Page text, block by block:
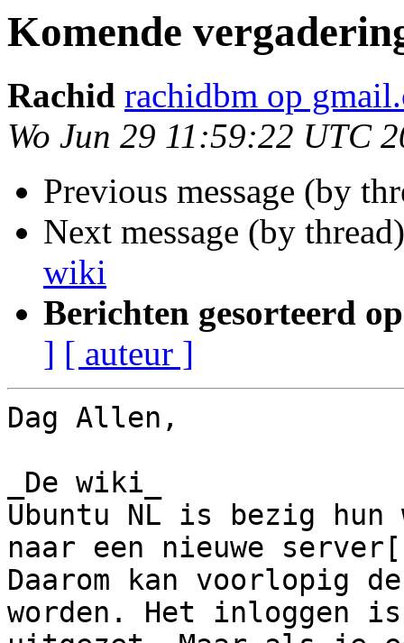
Komende
Rachid rachidbm op
Wo Jun 29 11:59:22 UTC
Previous message (by
Next message (by
wiki
Berichten gesorteerd
] [ auteur ]
Dag Allen,
_De wiki_
Ubuntu NL is bezig
naar een nieuwe
Daarom kan voorlopig
worden. Het inloggen is